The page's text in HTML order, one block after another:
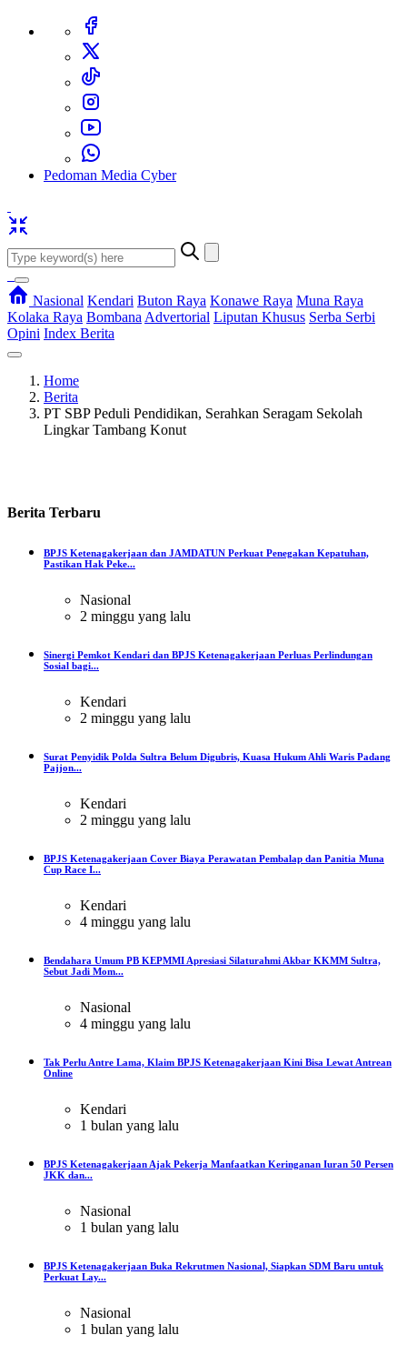
Pedoman Media Cyber
Nasional Kendari Buton Raya Konawe Raya Muna Raya
Kolaka Raya Bombana Advertorial Liputan Khusus Serba Serbi
Opini Index Berita
Home
Berita
PT SBP Peduli Pendidikan, Serahkan Seragam Sekolah
Lingkar Tambang Konut
Berita Terbaru
BPJS Ketenagakerjaan dan JAMDATUN Perkuat Penegakan Kepatuhan,
Pastikan Hak Peke...
Nasional
2 minggu yang lalu
Sinergi Pemkot Kendari dan BPJS Ketenagakerjaan Perluas Perlindungan
Sosial bagi...
Kendari
2 minggu yang lalu
Surat Penyidik Polda Sultra Belum Digubris, Kuasa Hukum Ahli Waris Padang
Pajjon...
Kendari
2 minggu yang lalu
BPJS Ketenagakerjaan Cover Biaya Perawatan Pembalap dan Panitia Muna
Cup Race I...
Kendari
4 minggu yang lalu
Bendahara Umum PB KEPMMI Apresiasi Silaturahmi Akbar KKMM Sultra,
Sebut Jadi Mom...
Nasional
4 minggu yang lalu
Tak Perlu Antre Lama, Klaim BPJS Ketenagakerjaan Kini Bisa Lewat Antrean
Online
Kendari
1 bulan yang lalu
BPJS Ketenagakerjaan Ajak Pekerja Manfaatkan Keringanan Iuran 50 Persen
JKK dan...
Nasional
1 bulan yang lalu
BPJS Ketenagakerjaan Buka Rekrutmen Nasional, Siapkan SDM Baru untuk
Perkuat Lay...
Nasional
1 bulan yang lalu